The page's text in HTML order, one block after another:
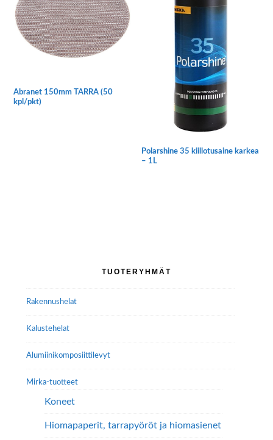
Abranet 150mm TARRA (50
kpl/pkt)
Polarshine 35 kiillotusaine karkea
– 1L
TUOTERYHMÄT
Rakennushelat
Kalustehelat
Alumiini­komposiitti­levyt
Mirka-tuotteet
Koneet
Hiomapaperit, tarrapyöröt ja hiomasienet